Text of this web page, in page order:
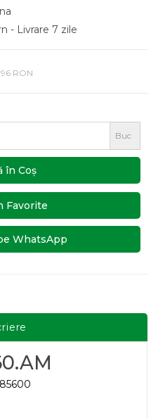
- Livrare 7 zile
RON
Buc
în Coş
Favorite
WhatsApp